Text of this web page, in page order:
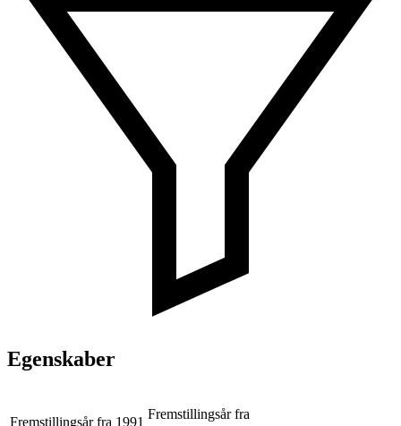
Egenskaber
Fremstillingsår fra 1991
Fremstillingsår fra